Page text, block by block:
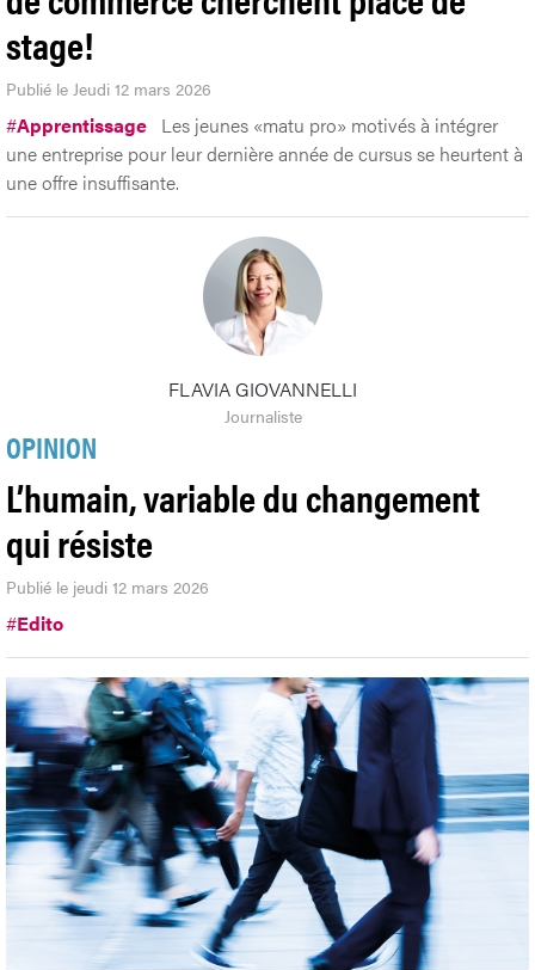
stage!
Publié le Jeudi 12 mars 2026
#Apprentissage Les jeunes «matu pro» motivés à intégrer
une entreprise pour leur dernière année de cursus se heurtent à
une offre insuffisante.
FLAVIA GIOVANNELLI
Journaliste
OPINION
L’humain, variable du changement
qui résiste
Publié le jeudi 12 mars 2026
#Edito